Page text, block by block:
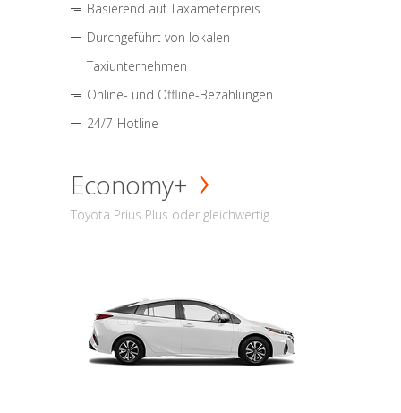
Basierend auf Taxameterpreis
Durchgeführt von lokalen
Taxiunternehmen
Online- und Offline-Bezahlungen
24/7-Hotline
Economy+
Toyota Prius Plus oder gleichwertig